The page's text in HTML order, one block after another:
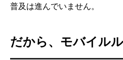
普及は進んでいません。
だから、モバイル